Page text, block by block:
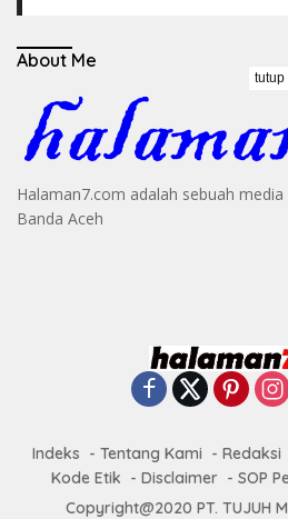
About Me
Halaman7.com adalah sebuah
Banda Aceh
Indeks Tentang Kami Redaksi
Kode Etik
Disclaimer
SOP
Copyright@2020 PT. TUJUH
tutup